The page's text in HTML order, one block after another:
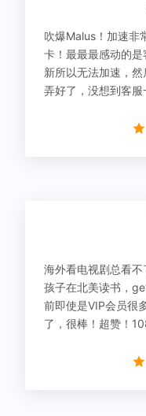
吹爆Malus！加速非
卡！最最最感动的
新所以无法加速，
弄好了，没想到客
海外看电视剧总看
孩子在北美读书，
前即使是VIP会员很
了，很棒！超赞！